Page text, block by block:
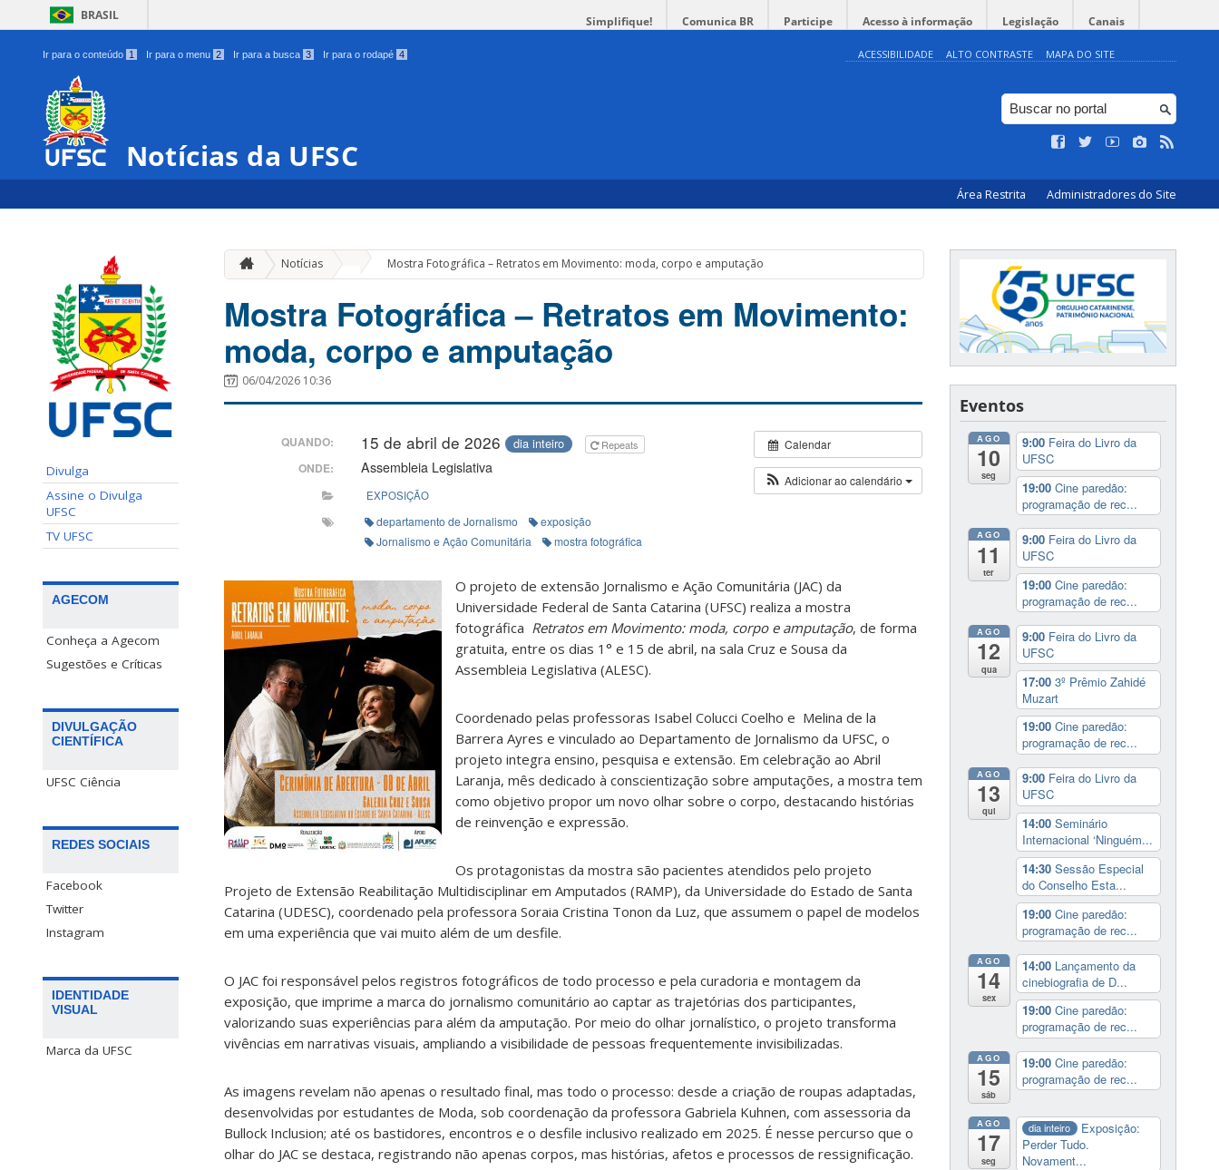
BRASIL Simplifique! Comunica BR Participe Acesso à informação Legislação Canais
Ir para o conteúdo 1 Ir para o menu 2 Ir para a busca 3 Ir para o rodapé 4 ACESSIBILIDADE ALTO CONTRASTE MAPA DO SITE
Notícias da UFSC
Área Restrita Administradores do Site
Divulga
Assine o Divulga
UFSC
TV UFSC
AGECOM
Conheça a Agecom
Sugestões e Críticas
DIVULGAÇÃO
CIENTÍFICA
UFSC Ciência
REDES SOCIAIS
Facebook
Twitter
Instagram
IDENTIDADE
VISUAL
Marca da UFSC
Notícias Mostra Fotográfica – Retratos em Movimento: moda, corpo e amputação
Mostra Fotográfica – Retratos em Movimento:
moda, corpo e amputação
06/04/2026 10:36
Calendar
Adicionar ao calendário
QUANDO: 15 de abril de 2026 dia inteiro Repeats
ONDE: Assembleia Legislativa
EXPOSIÇÃO
departamento de Jornalismo
exposição
Jornalismo e Ação Comunitária
mostra fotográfica
O projeto de extensão Jornalismo e Ação Comunitária (JAC) da
Universidade Federal de Santa Catarina (UFSC) realiza a mostra
fotográfica Retratos em Movimento: moda, corpo e amputação, de forma
gratuita, entre os dias 1° e 15 de abril, na sala Cruz e Sousa da
Assembleia Legislativa (ALESC).
Coordenado pelas professoras Isabel Colucci Coelho e Melina de la
Barrera Ayres e vinculado ao Departamento de Jornalismo da UFSC, o
projeto integra ensino, pesquisa e extensão. Em celebração ao Abril
Laranja, mês dedicado à conscientização sobre amputações, a mostra tem
como objetivo propor um novo olhar sobre o corpo, destacando histórias
de reinvenção e expressão.
Os protagonistas da mostra são pacientes atendidos pelo projeto
Projeto de Extensão Reabilitação Multidisciplinar em Amputados (RAMP), da Universidade do Estado de Santa
Catarina (UDESC), coordenado pela professora Soraia Cristina Tonon da Luz, que assumem o papel de modelos
em uma experiência que vai muito além de um desfile.
O JAC foi responsável pelos registros fotográficos de todo processo e pela curadoria e montagem da
exposição, que imprime a marca do jornalismo comunitário ao captar as trajetórias dos participantes,
valorizando suas experiências para além da amputação. Por meio do olhar jornalístico, o projeto transforma
vivências em narrativas visuais, ampliando a visibilidade de pessoas frequentemente invisibilizadas.
As imagens revelam não apenas o resultado final, mas todo o processo: desde a criação de roupas adaptadas,
desenvolvidas por estudantes de Moda, sob coordenação da professora Gabriela Kuhnen, com assessoria da
Bullock Inclusion; até os bastidores, encontros e o desfile inclusivo realizado em 2025. É nesse percurso que o
olhar do JAC se destaca, registrando não apenas corpos, mas histórias, afetos e processos de ressignificação.
Eventos
AGO
10
seg
9:00 Feira do Livro da
UFSC
19:00 Cine paredão:
programação de rec...
AGO
11
ter
9:00 Feira do Livro da
UFSC
19:00 Cine paredão:
programação de rec...
AGO
12
qua
9:00 Feira do Livro da
UFSC
17:00 3º Prêmio Zahidé
Muzart
19:00 Cine paredão:
programação de rec...
AGO
13
qui
9:00 Feira do Livro da
UFSC
14:00 Seminário
Internacional ‘Ninguém...
14:30 Sessão Especial
do Conselho Esta...
19:00 Cine paredão:
programação de rec...
AGO
14
sex
14:00 Lançamento da
cinebiografia de D...
19:00 Cine paredão:
programação de rec...
AGO
15
sáb
19:00 Cine paredão:
programação de rec...
AGO
17
seg
dia inteiro
Exposição:
Perder Tudo.
Novament...